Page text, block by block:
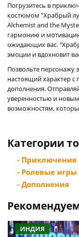
Погрузитесь в
костюмом "Храбрый
Alchemist and the
гармонию и
ожидающих вас.
эмоции и вдохновит
Позвольте персонажу
настоящий характер
дополнения.
уверенностью и
возможностям,
Категории
- Приключения
- Ролевые игры
- Дополнения
ИНДИЯ